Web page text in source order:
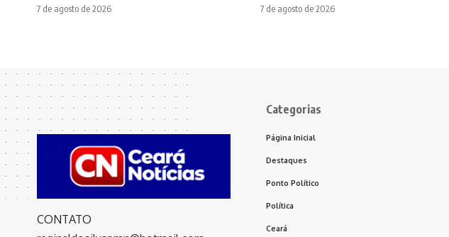
7 de agosto de 2026 7 de agosto de 2026
CONTATO
Categorias
Página Inicial
Destaques
Ponto Político
Política
Ceará